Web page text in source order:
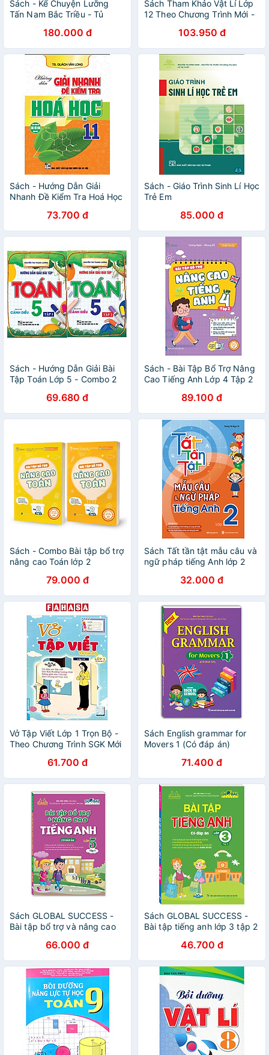
Sách - Kể Chuyện Lưỡng
Tấn Nam Bắc Triều - Tủ
Trung Quốc - Hồng Ân
180.000 đ
Sách Tham Khảo Vật Lí Lớp
12 Theo Chương Trình Mới -
Hiện Hành - Hồng Ân
103.950 đ
Sách - Hướng Dẫn Giải
Nhanh Đề Kiểm Tra Hoá Học
Các Bộ SGK Hiện Hành -
Hồng Ân
73.700 đ
Sách - Giáo Trình Sinh Lí Học
Trẻ Em
85.000 đ
Sách - Hướng Dẫn Giải Bài
Tập Toán Lớp 5 - Combo 2
Diều - Hồng Ân
69.680 đ
Sách - Bài Tập Bổ Trợ Nâng
Cao Tiếng Anh Lớp 4 Tập 2
89.100 đ
Sách - Combo Bài tập bổ trợ
nâng cao Toán lớp 2
79.000 đ
Sách Tất tần tật mẫu câu và
ngữ pháp tiếng Anh lớp 2
32.000 đ
Vở Tập Viết Lớp 1 Trọn Bộ -
Theo Chương Trình SGK Mới
61.700 đ
Sách English grammar for
Movers 1 (Có đáp án)
71.400 đ
Sách GLOBAL SUCCESS -
Bài tập bổ trợ và nâng cao
66.000 đ
Sách GLOBAL SUCCESS -
Bài tập tiếng anh lớp 3 tập 2
46.700 đ